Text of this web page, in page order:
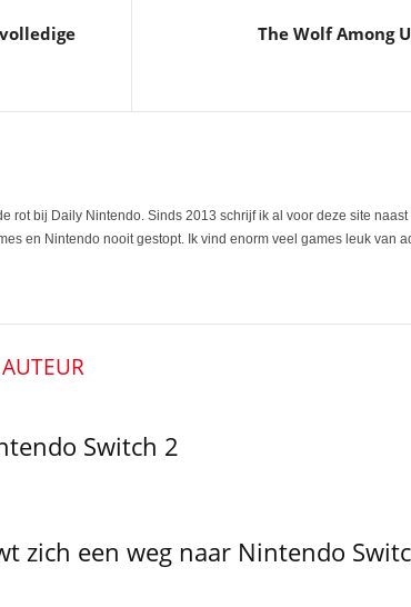
The Wolf Among
rot bij Daily Nintendo. Sinds 2013 schrijf ik al voor deze site
en Nintendo nooit gestopt. Ik vind enorm veel games leuk van
Switch 2
zich een weg naar Nintendo